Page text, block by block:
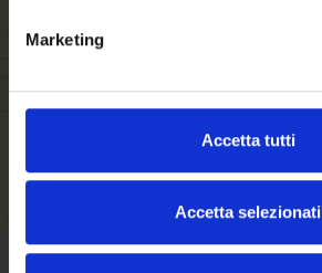
Marketing
Accetta tutti
Accetta selezionati
Disponibilita':
SKU E04475